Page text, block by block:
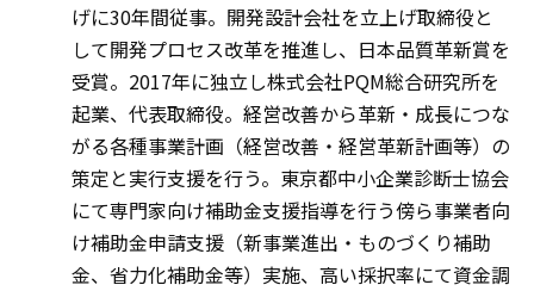
げに30年間従事。開発設計会社を立上げ取締役と
して開発プロセス改革を推進し、日本品質革新賞を
受賞。2017年に独立し株式会社PQM総合研究所を
起業、代表取締役。経営改善から革新・成長につな
がる各種事業計画（経営改善・経営革新計画等）の
策定と実行支援を行う。東京都中小企業診断士協会
にて専門家向け補助金支援指導を行う傍ら事業者向
け補助金申請支援（新事業進出・ものづくり補助
金、省力化補助金等）実施、高い採択率にて資金調